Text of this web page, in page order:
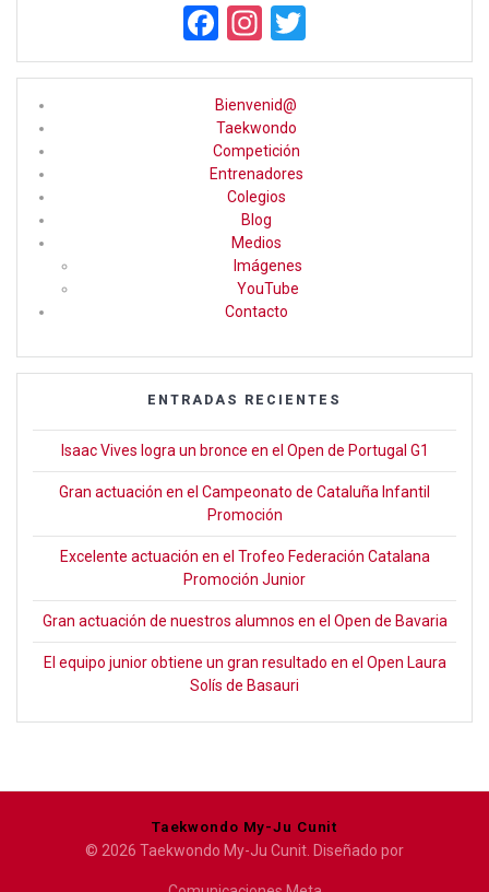
F
a
ce
b
o
o
k
In
st
a
gr
a
m
wi
tt
Bienvenid@
Taekwondo
Competición
Entrenadores
Colegios
Blog
Medios
Imágenes
YouTube
Contacto
ENTRADAS RECIENTES
Isaac Vives logra un bronce en el Open de Portugal G1
Gran actuación en el Campeonato de Cataluña Infantil
Promoción
Excelente actuación en el Trofeo Federación Catalana
Promoción Junior
Gran actuación de nuestros alumnos en el Open de Bavaria
El equipo junior obtiene un gran resultado en el Open Laura
Solís de Basauri
Taekwondo My-Ju Cunit
© 2026 Taekwondo My-Ju Cunit. Diseñado por